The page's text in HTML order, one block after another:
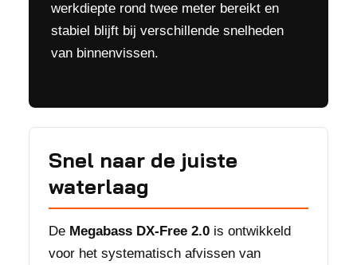
werkdiepte rond twee meter bereikt en
stabiel blijft bij verschillende snelheden
van binnenvissen.
Snel naar de juiste
waterlaag
De Megabass DX-Free 2.0 is ontwikkeld
voor het systematisch afvissen van